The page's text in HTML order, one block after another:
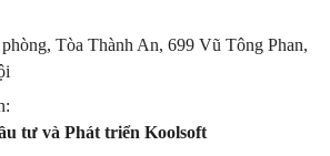
Tòa Thành An, 699 Vũ Tông Phan,
tư và Phát triển Koolsoft